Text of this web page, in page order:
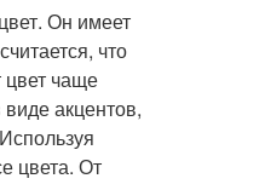
Он имеет
что
цвет чаще
акцентов,
цвета. От